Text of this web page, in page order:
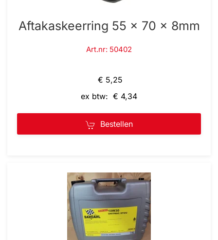
Aftakaskeerring 55 x 70 x 8mm
Art.nr: 50402
€ 5,25
ex btw: € 4,34
Bestellen